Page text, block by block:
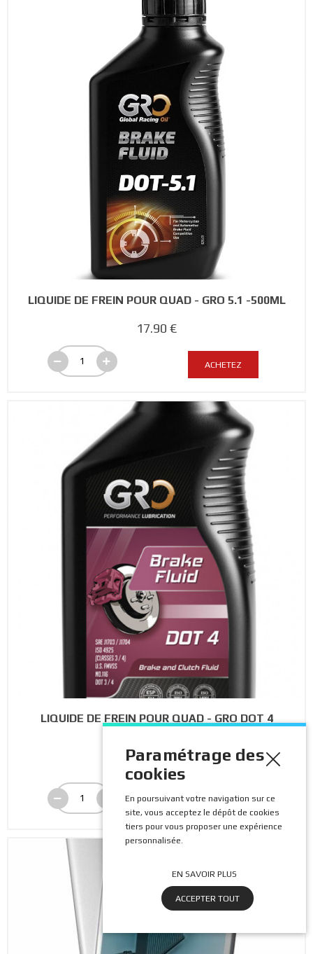
LIQUIDE DE FREIN POUR QUAD - GRO 5.1 -500ML
17.90 €
ACHETEZ
LIQUIDE DE FREIN POUR QUAD - GRO DOT 4
15.90 €
ACHETEZ
Paramétrage des
cookies
En poursuivant votre navigation sur ce
site, vous acceptez le dépôt de cookies
tiers pour vous proposer une expérience
personnalisée.
EN SAVOIR PLUS
ACCEPTER TOUT